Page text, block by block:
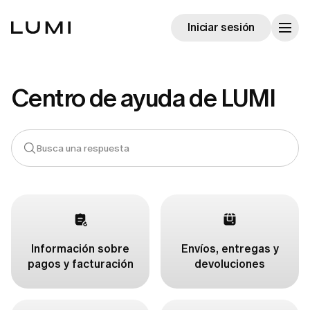
Iniciar sesión
Centro de ayuda de LUMI
Información sobre
pagos y facturación
Envíos, entregas y
devoluciones